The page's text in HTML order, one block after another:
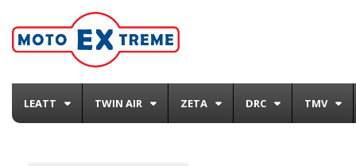
LEATT TWIN AIR ZETA DRC TMV